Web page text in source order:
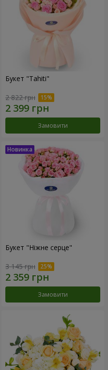
Букет "Tahiti"
2 822 грн
Замовити
Букет "Ніжне серце"
3 145 грн
Замовити